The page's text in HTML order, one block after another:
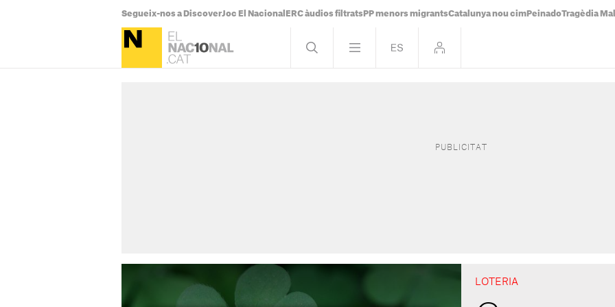
Segueix-nos a DiscoverJoc El Nacional ERC àudios filtrats PP menors migrantsCatalunya nou cim PeinadoTragèdia
LOTERIA